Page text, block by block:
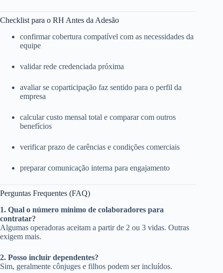
Checklist para o RH Antes da Adesão
confirmar cobertura compatível com as necessidades da
equipe
validar rede credenciada próxima
avaliar se coparticipação faz sentido para o perfil da
empresa
calcular custo mensal total e comparar com outros
benefícios
verificar prazo de carências e condições comerciais
preparar comunicação interna para engajamento
Perguntas Frequentes (FAQ)
1. Qual o número mínimo de colaboradores para
contratar?
Algumas operadoras aceitam a partir de 2 ou 3 vidas. Outras
exigem mais.
2. Posso incluir dependentes?
Sim, geralmente cônjuges e filhos podem ser incluídos.